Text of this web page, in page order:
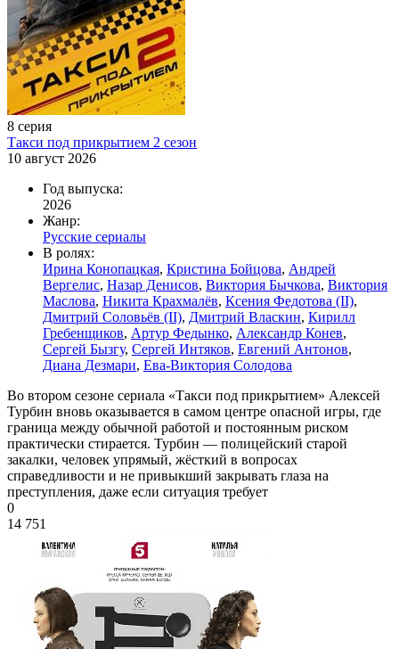
8 серия
Такси под прикрытием 2 сезон
10 август 2026
Год выпуска:
2026
Жанр:
Русские сериалы
В ролях:
Ирина Конопацкая, Кристина Бойцова, Андрей
Вергелис, Назар Денисов, Виктория Бычкова, Виктория
Маслова, Никита Крахмалёв, Ксения Федотова (II),
Дмитрий Соловьёв (II), Дмитрий Власкин, Кирилл
Гребенщиков, Артур Федынко, Александр Конев,
Сергей Бызгу, Сергей Интяков, Евгений Антонов,
Диана Дезмари, Ева-Виктория Солодова
Во втором сезоне сериала «Такси под прикрытием» Алексей
Турбин вновь оказывается в самом центре опасной игры, где
граница между обычной работой и постоянным риском
практически стирается. Турбин — полицейский старой
закалки, человек упрямый, жёсткий в вопросах
справедливости и не привыкший закрывать глаза на
преступления, даже если ситуация требует
0
14 751